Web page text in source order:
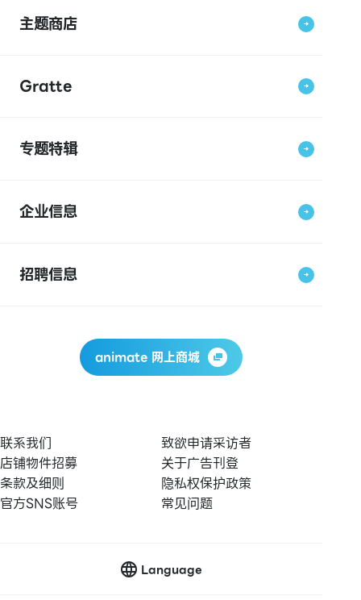
主题商店
Gratte
专题特辑
企业信息
招聘信息
animate 网上商城
联系我们
致欲申请采访者
店铺物件招募
关于广告刊登
条款及细则
隐私权保护政策
官方SNS账号
常见问题
Language